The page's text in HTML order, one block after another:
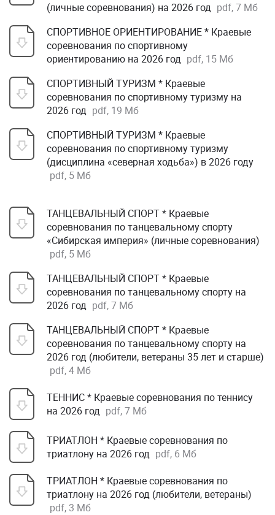
(личные соревнования) на 2026 год pdf, 7 Мб
СПОРТИВНОЕ ОРИЕНТИРОВАНИЕ * Краевые
соревнования по спортивному
ориентированию на 2026 год pdf, 15 Мб
СПОРТИВНЫЙ ТУРИЗМ * Краевые
соревнования по спортивному туризму на
2026 год pdf, 19 Мб
СПОРТИВНЫЙ ТУРИЗМ * Краевые
соревнования по спортивному туризму
(дисциплина «северная ходьба») в 2026 году
pdf, 5 Мб
ТАНЦЕВАЛЬНЫЙ СПОРТ * Краевые
соревнования по танцевальному спорту
«Сибирская империя» (личные соревнования)
pdf, 5 Мб
ТАНЦЕВАЛЬНЫЙ СПОРТ * Краевые
соревнования по танцевальному спорту на
2026 год pdf, 7 Мб
ТАНЦЕВАЛЬНЫЙ СПОРТ * Краевые
соревнования по танцевальному спорту на
2026 год (любители, ветераны 35 лет и старше)
pdf, 4 Мб
ТЕННИС * Краевые соревнования по теннису
на 2026 год pdf, 7 Мб
ТРИАТЛОН * Краевые соревнования по
триатлону на 2026 год pdf, 6 Мб
ТРИАТЛОН * Краевые соревнования по
триатлону на 2026 год (любители, ветераны)
pdf, 3 Мб